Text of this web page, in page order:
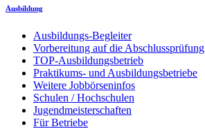
Ausbildung
Ausbildungs-Begleiter
Vorbereitung auf die Abschlussprüfung
TOP-Ausbildungsbetrieb
Praktikums- und Ausbildungsbetriebe
Weitere Jobbörseninfos
Schulen / Hochschulen
Jugendmeisterschaften
Für Betriebe